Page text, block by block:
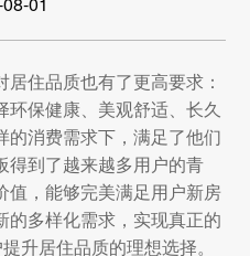
住品质也有了更高要求：
保健康、美观舒适、长久
的消费需求下，满足了他们
得到了越来越多用户的青
值，能够完美满足用户新房
的多样化需求，实现真正的
升居住品质的理想选择。